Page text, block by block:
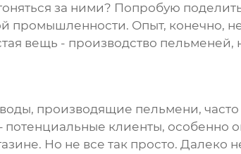
за ними? Попробую
промышленности. Опыт, конечно,
вещь - производство
производящие пельмени,
клиенты, особенно
Но не все так просто. Далеко